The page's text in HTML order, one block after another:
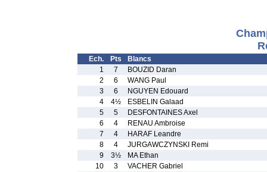
Ech. Pts
Blancs
1
7
BOUZID Daran
2
6
WANG Paul
3
6
NGUYEN Edouard
4
4½
ESBELIN Galaad
5
5
DESFONTAINES Axel
6
4
RENAU Ambroise
7
4
HARAF Leandre
8
4
JURGAWCZYNSKI Remi
9
3½
MA Ethan
10
3
VACHER Gabriel